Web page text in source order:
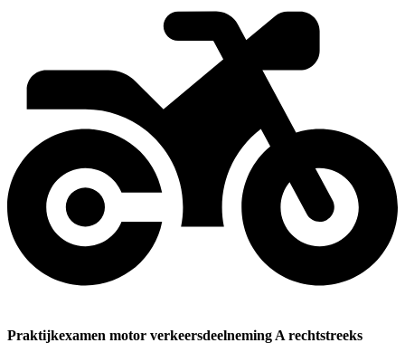
Praktijkexamen motor verkeersdeelneming A rechtstreeks